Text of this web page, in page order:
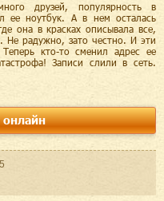
друзей, популярность в
ее ноутбук. А в нем осталась
она в красках описывала все,
Не радужно, зато честно. И эти
кто-то сменил адрес ее
Записи слили в сеть.
онлайн
5